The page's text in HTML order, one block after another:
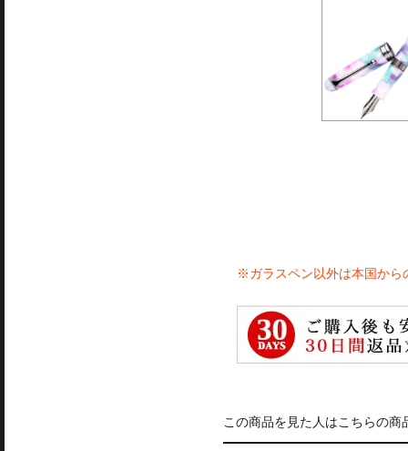
※ガラスペン以外は本国から
この商品を見た人はこちらの商